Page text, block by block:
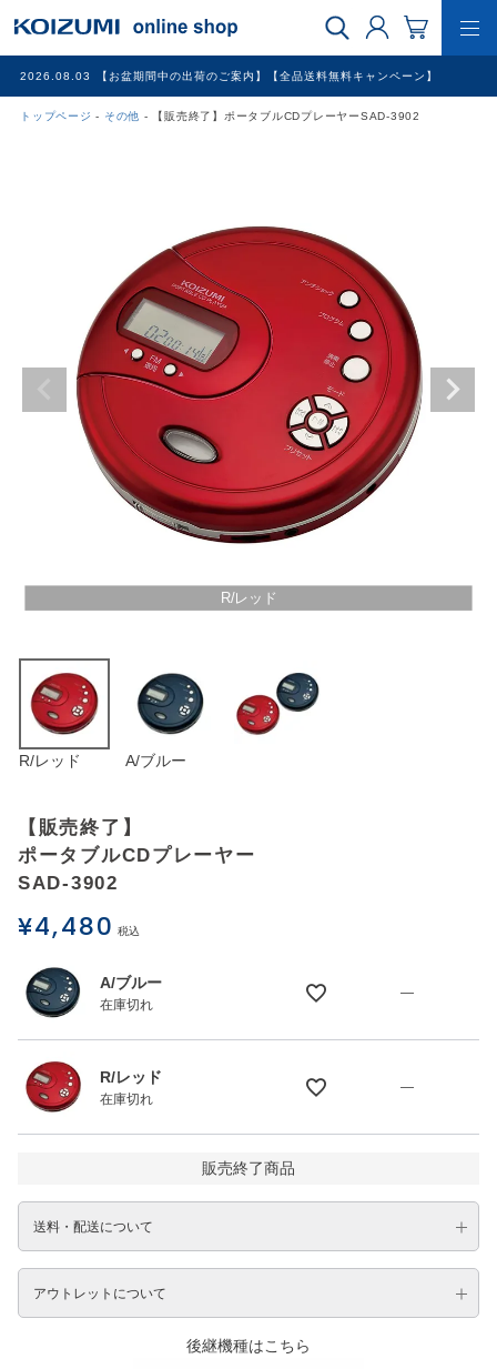
2026.08.03 【お盆期間中の出荷のご案内】【全品送料無料キャンペーン】
トップページ その他 【販売終了】ポータブルCDプレーヤーSAD-3902
調理家電
冷暖房家電
家具
その他
アウトレットSALE
ブログ
ログイン
R/レッド
R/レッド A/ブルー
【販売終了】
ポータブルCDプレーヤー
SAD-3902
¥4,480 税込
A/ブルー
在庫切れ
—
R/レッド
在庫切れ
—
販売終了商品
送料・配送について
アウトレットについて
後継機種はこちら